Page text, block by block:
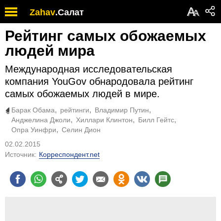
Zahav.Салат АА
Рейтинг самых обожаемых
людей мира
Международная исследовательская
компания YouGov обнародовала рейтинг
самых обожаемых людей в мире.
Барак Обама рейтинги
Владимир Путин
Анджелина Джоли
Хиллари Клинтон
Билл Гейтс
Опра Уинфри
Селин Дион
02.02.2015
Источник: Корреспондент.net